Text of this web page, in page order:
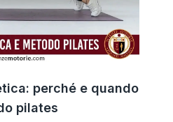
[…]
perché e quando
pilates